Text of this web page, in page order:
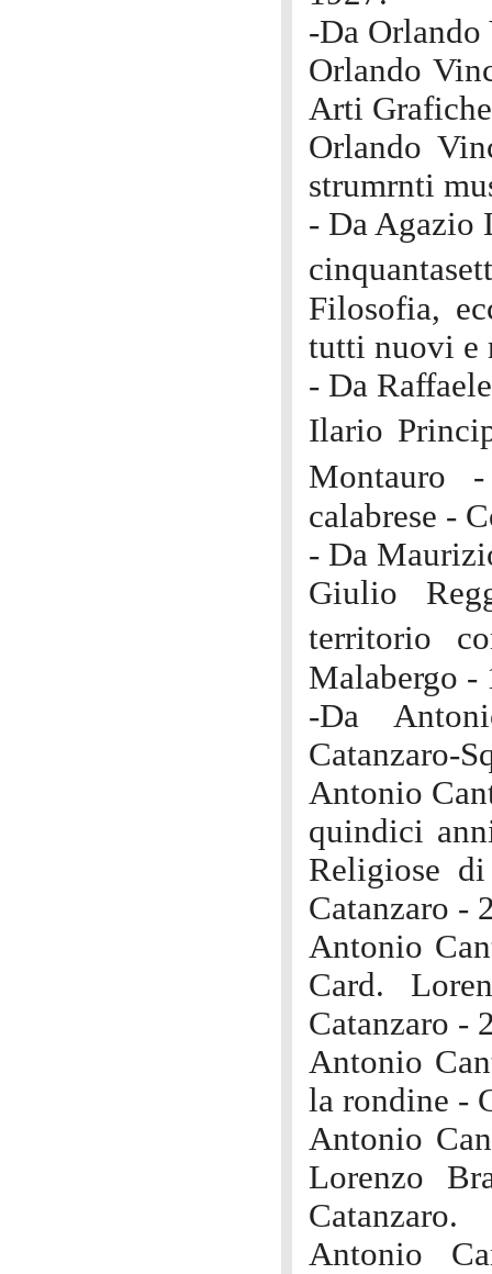
-Da
Orlando
Arti
Orlando
strumrnti
- Da Agazio
Filosofia,
tutti nuovi e
- Da
Ilario
Montauro
calabrese -
- Da
Giulio
territorio
Malabergo -
-Da
Catanzaro-
Antonio
quindici
Religiose
Catanzaro -
Antonio
Card.
Catanzaro -
Antonio
la rondine -
Antonio
Lorenzo
Catanzaro.
Antonio